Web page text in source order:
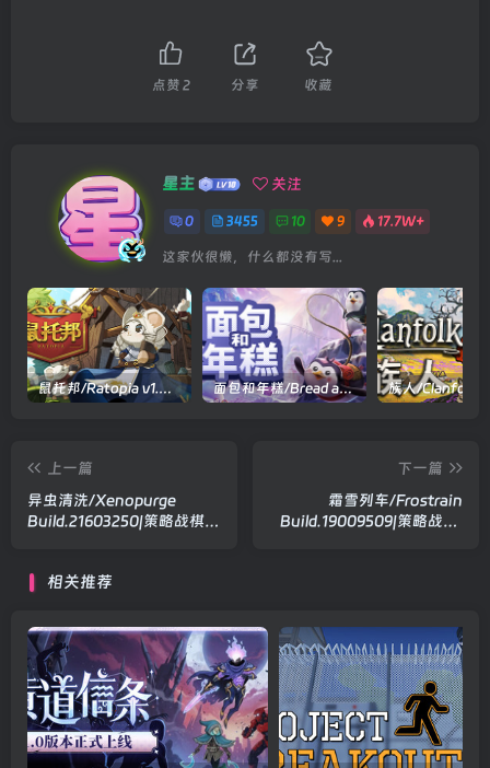
点赞 2 分享 收藏
星主 关注
0 3455 10 9 17.7W+
这家伙很懒，什么都没有写...
鼠托邦/Ratopia v1.0.0530|策略模拟|容量2.9GB|官方中文版 面包和年糕/Bread and Fred Build.21411256|动作冒险|容量1.1GB|官方中文版
上一篇
异虫清洗/Xenopurge
Build.21603250|策略战棋|
下一篇
霜雪列车/Frostrain
Build.19009509|策略战棋|
相关推荐